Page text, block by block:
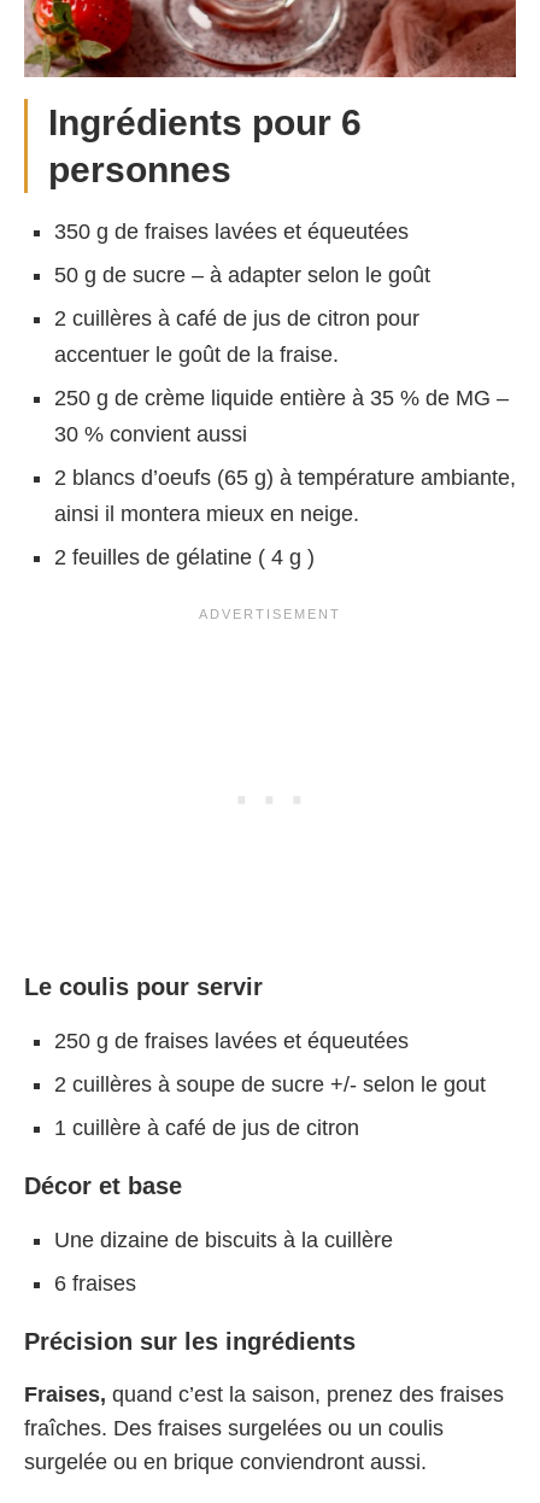
Ingrédients pour 6
personnes
350 g de fraises lavées et équeutées
50 g de sucre – à adapter selon le goût
2 cuillères à café de jus de citron pour
accentuer le goût de la fraise.
250 g de crème liquide entière à 35 % de MG –
30 % convient aussi
2 blancs d’oeufs (65 g) à température ambiante,
ainsi il montera mieux en neige.
2 feuilles de gélatine ( 4 g )
Le coulis pour servir
250 g de fraises lavées et équeutées
2 cuillères à soupe de sucre +/- selon le gout
1 cuillère à café de jus de citron
Décor et base
Une dizaine de biscuits à la cuillère
6 fraises
Précision sur les ingrédients
Fraises, quand c’est la saison, prenez des fraises
fraîches. Des fraises surgelées ou un coulis
surgelée ou en brique conviendront aussi.